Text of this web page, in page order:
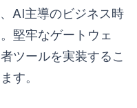
AI主導のビジネス時
堅牢なゲートウェ
ツールを実装するこ
す。